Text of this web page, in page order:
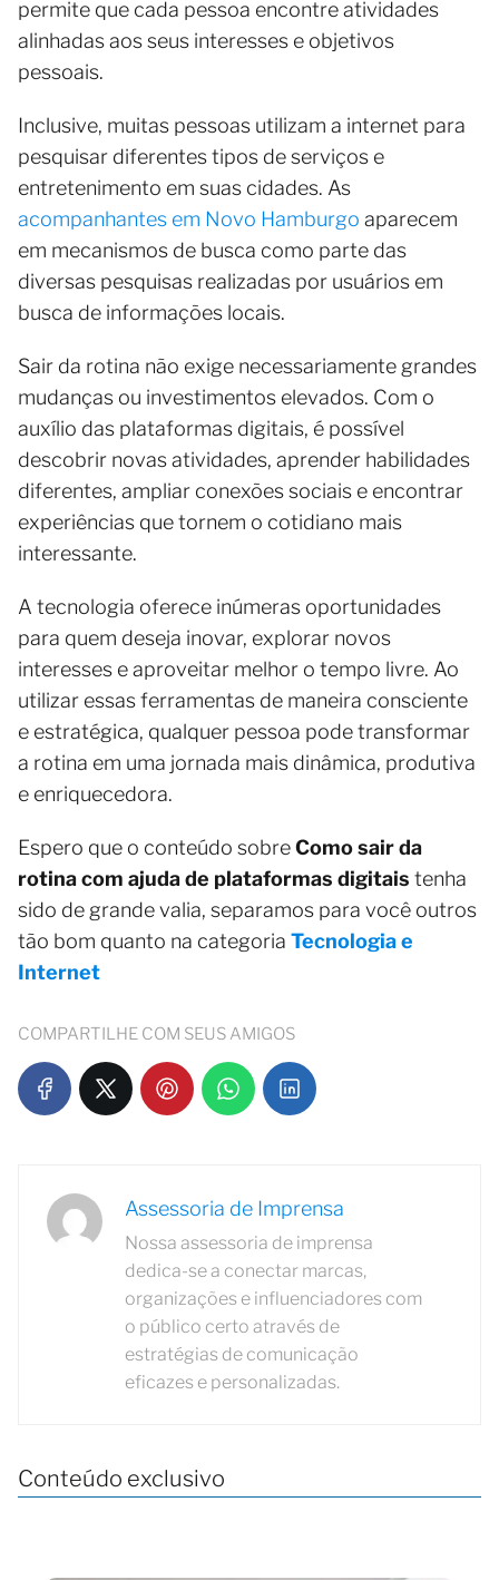
permite que cada pessoa encontre atividades
alinhadas aos seus interesses e objetivos
pessoais.
Inclusive, muitas pessoas utilizam a internet para
pesquisar diferentes tipos de serviços e
entretenimento em suas cidades. As
acompanhantes em Novo Hamburgo aparecem
em mecanismos de busca como parte das
diversas pesquisas realizadas por usuários em
busca de informações locais.
Sair da rotina não exige necessariamente grandes
mudanças ou investimentos elevados. Com o
auxílio das plataformas digitais, é possível
descobrir novas atividades, aprender habilidades
diferentes, ampliar conexões sociais e encontrar
experiências que tornem o cotidiano mais
interessante.
A tecnologia oferece inúmeras oportunidades
para quem deseja inovar, explorar novos
interesses e aproveitar melhor o tempo livre. Ao
utilizar essas ferramentas de maneira consciente
e estratégica, qualquer pessoa pode transformar
a rotina em uma jornada mais dinâmica, produtiva
e enriquecedora.
Espero que o conteúdo sobreComo sair da
rotina com ajuda de plataformas digitais tenha
sido de grande valia, separamos para você outros
tão bom quanto na categoria Tecnologia e
Internet
COMPARTILHE COM SEUS AMIGOS
Assessoria de Imprensa
Nossa assessoria de imprensa
dedica-se a conectar marcas,
organizações e influenciadores com
o público certo através de
estratégias de comunicação
eficazes e personalizadas.
Conteúdo exclusivo